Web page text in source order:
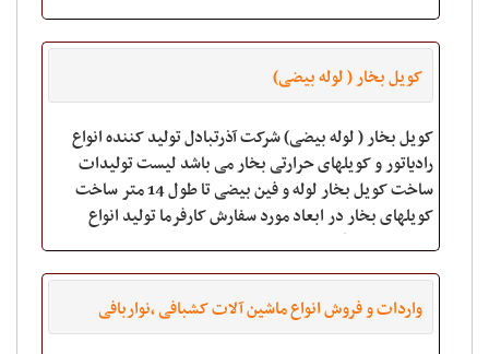
کویل بخار ( لوله بیضی)
کویل بخار ( لوله بیضی) شرکت آذرتبادل تولید کننده انواع
رادیاتور و کویلهای حرارتی بخار می باشد لیست تولیدات
ساخت کویل بخار لوله و فین بیضی تا طول 14 متر ساخت
کویلهای بخار در ابعاد مورد سفارش کارفرما تولید انواع
رادیاتور هوای گرم ساخت ایر هی
واردات و فروش انواع ماشین آلات کشبافی ،نواربافی